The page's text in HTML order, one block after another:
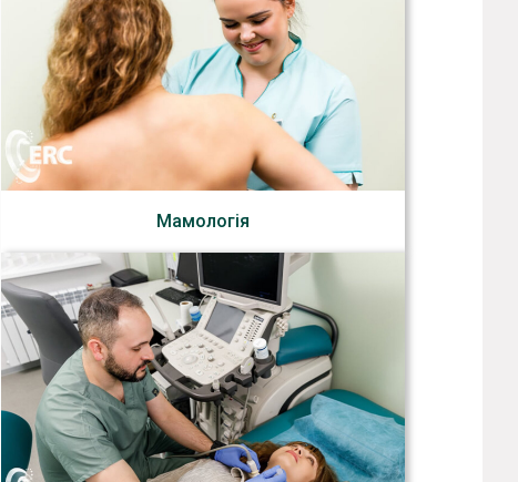
Мамологія